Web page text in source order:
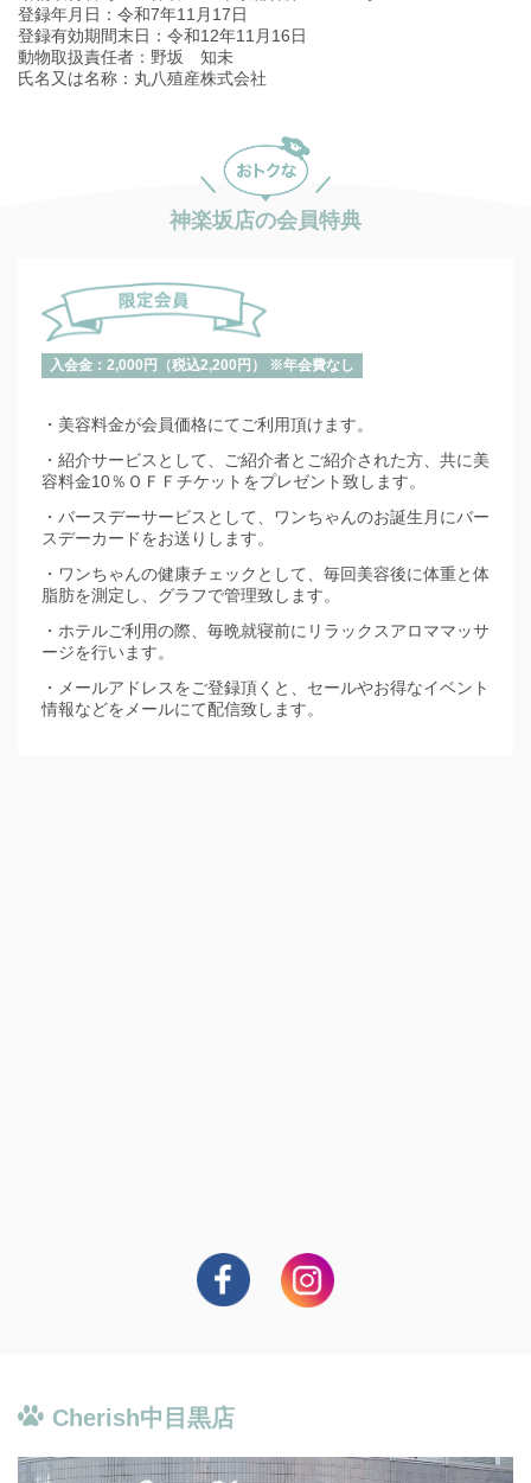
登録年月日：令和7年11月17日
登録有効期間末日：令和12年11月16日
動物取扱責任者：野坂 知未
氏名又は名称：丸八殖産株式会社
神楽坂店の会員特典
入会金：2,000円（税込2,200円） ※年会費なし
・美容料金が会員価格にてご利用頂けます。
・紹介サービスとして、ご紹介者とご紹介された方、共に美
容料金10％ＯＦＦチケットをプレゼント致します。
・バースデーサービスとして、ワンちゃんのお誕生月にバー
スデーカードをお送りします。
・ワンちゃんの健康チェックとして、毎回美容後に体重と体
脂肪を測定し、グラフで管理致します。
・ホテルご利用の際、毎晩就寝前にリラックスアロママッサ
ージを行います。
・メールアドレスをご登録頂くと、セールやお得なイベント
情報などをメールにて配信致します。
Cherish中目黒店